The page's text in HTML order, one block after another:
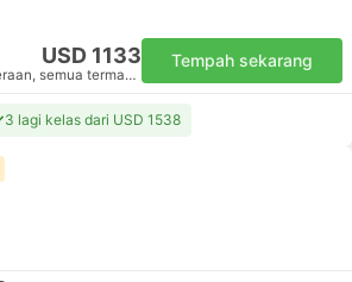
USD 1133
kenderaan, semua termasuk
Tempah sekarang
3 lagi kelas dari USD 1538